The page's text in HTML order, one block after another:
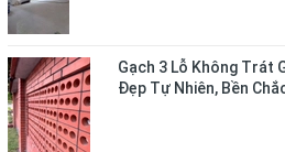
Gạch 3 Lỗ Không Trát
Đẹp Tự Nhiên, Bền